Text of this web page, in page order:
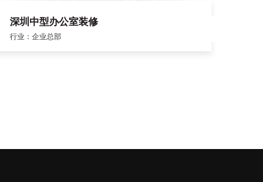
深圳中型办公室装修
行业：企业总部